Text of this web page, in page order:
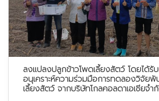
ลงแปลงปลูกข้าวโพดเลี้ยงสัตว์ โดยได้รั
อนุเคราะห์ความร่วมมือการทดลองวิจัยพั
เลี้ยงสัตว์ จากบริษัทโกลคอลดาเอเชียจำ